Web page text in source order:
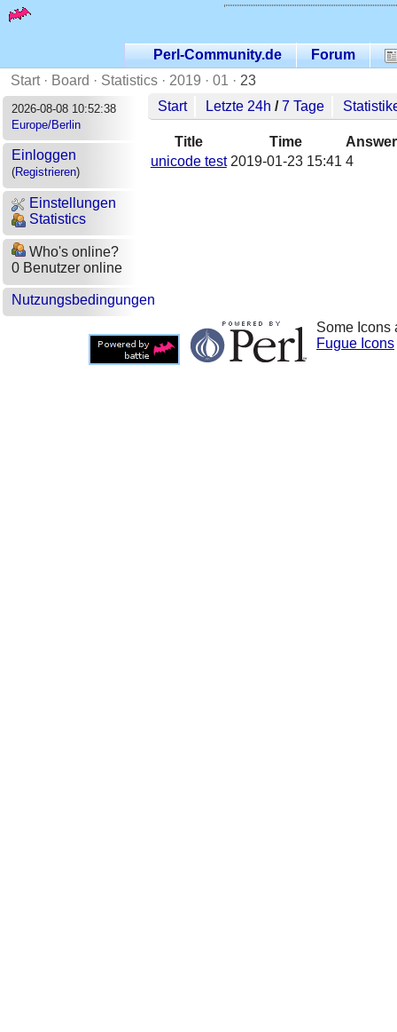
Perl-Community.de
Forum
Start· Board · Statistics · 2019 · 01 · 23
2026-08-08 10:52:38
Europe/Berlin
Einloggen
(Registrieren)
Einstellungen
Statistics
Who's online?
0 Benutzer online
Nutzungsbedingungen
Start Letzte 24h /7 Tage
Title Time
unicode test 2019-01-23 15:41 4
Some Icons
Fugue Icons